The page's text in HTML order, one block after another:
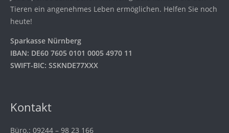
Tieren ein angenehmes Leben ermöglichen. Helfen Sie noch
heute!
Sparkasse Nürnberg
IBAN: DE60 7605 0101 0005 4970 11
SWIFT-BIC: SSKNDE77XXX
Kontakt
Büro.: 09244 – 98 23 166